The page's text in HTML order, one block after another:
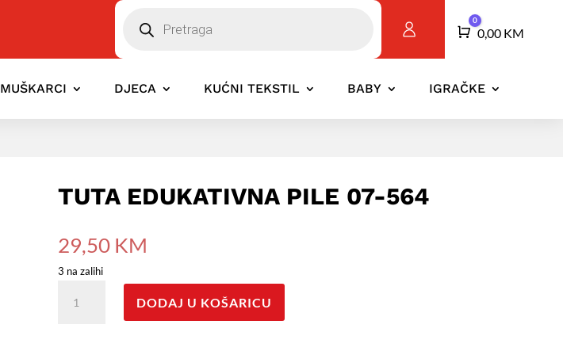
Košarica
0
0,00 KM
MUŠKARCI DJECA KUĆNI TEKSTIL BABY IGRAČKE
TUTA EDUKATIVNA PILE 07-564
29,50 KM
3 na zalihi
edukativna
DODAJ U KOŠARICU